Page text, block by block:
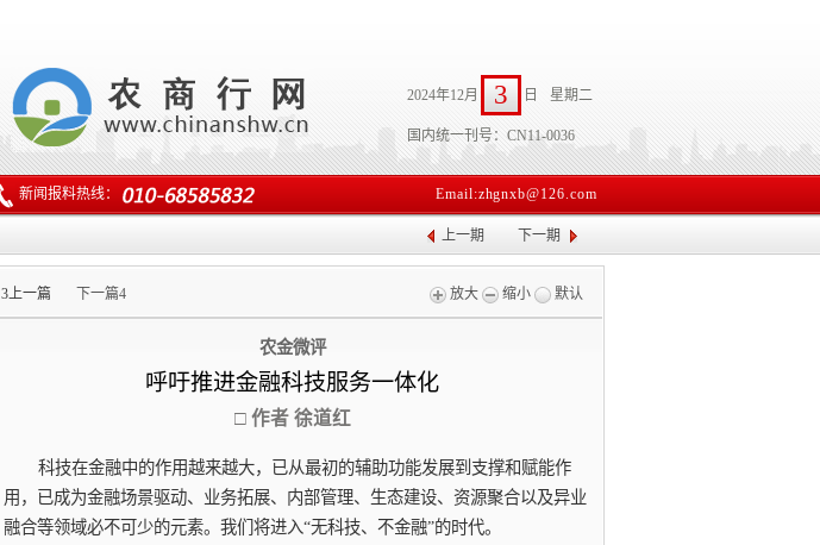
2024年12月 3 日 星期二
国内统一刊号：CN11-0036
Email:zhgnxb@126.com
新闻报料热线：
上一期 下一期
3上一篇 下一篇4 放大 缩小 默认
农金微评
呼吁推进金融科技服务一体化
□ 作者 徐道红
科技在金融中的作用越来越大，已从最初的辅助功能发展到支撑和赋能作
用，已成为金融场景驱动、业务拓展、内部管理、生态建设、资源聚合以及异业
融合等领域必不可少的元素。我们将进入“无科技、不金融”的时代。